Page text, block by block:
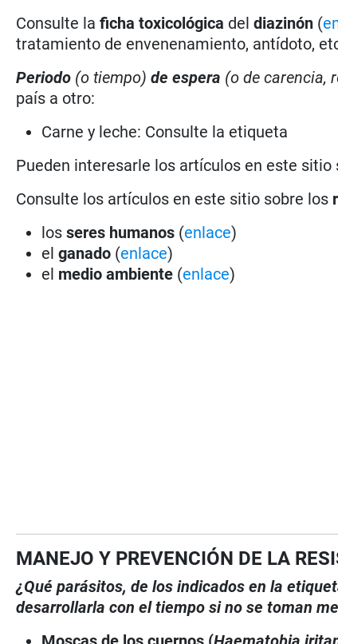
Consulte laficha toxicológica deldiazinón (
tratamiento de envenenamiento, antídoto,
Periodo (o tiempo) de espera (o de carencia,
país a otro:
Carne y leche: Consulte la etiqueta
Pueden interesarle los artículos en este sitio
Consulte los artículos en este sitio sobre los
losseres humanos (enlace)
elganado (enlace)
el medio ambiente (enlace)
MANEJO Y PREVENCIÓN DE LA
¿Qué parásitos, de los indicados en la
desarrollarla con el tiempo si no se toman